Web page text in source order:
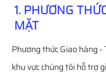
1. PHƯƠNG
MẶT
Phương thức Giao hàng
khu vực chúng tôi hỗ trợ